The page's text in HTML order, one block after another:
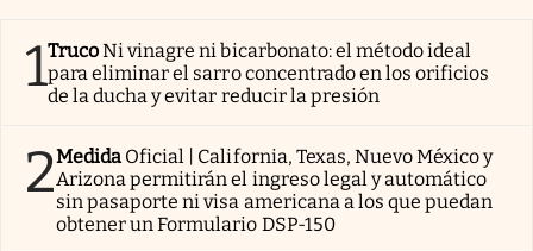
1TrucoNi vinagre ni bicarbonato: el método ideal
para eliminar el sarro concentrado en los orificios
de la ducha y evitar reducir la presión
2Medida Oficial | California, Texas, Nuevo México y
Arizona permitirán el ingreso legal y automático
sin pasaporte ni visa americana a los que puedan
obtener un Formulario DSP-150